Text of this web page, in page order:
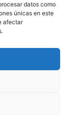
datos como
únicas en este
afectar